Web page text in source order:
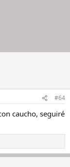
#64
caucho, seguiré